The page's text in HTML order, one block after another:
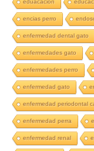
eduacación
encias perro
enfermedad dental gato
enfermedades gato
enfermedades perro
enfermedad gato
enfermedad periodontal
enfermedad perra
enfermedad renal